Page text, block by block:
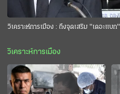
วิเคราะห์การเมือง : ถึงจุดเสริม "เดอะแบก"
วิเคราะห์การเมือง